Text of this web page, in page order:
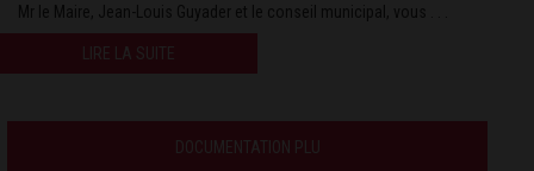
Mr le Maire, Jean-Louis Guyader et le conseil municipal, vous . . .
LIRE LA SUITE
DOCUMENTATION PLU